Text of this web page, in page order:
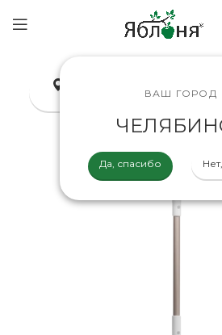
ВАШ ГОРОД
Да, спасибо